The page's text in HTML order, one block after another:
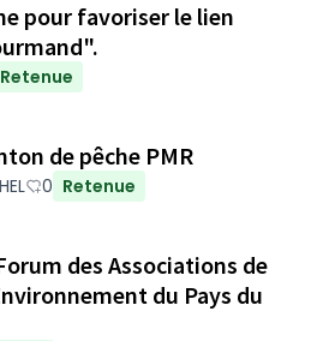
pour favoriser le lien
Retenue
de pêche PMR
0 Retenue
des Associations de
du Pays du